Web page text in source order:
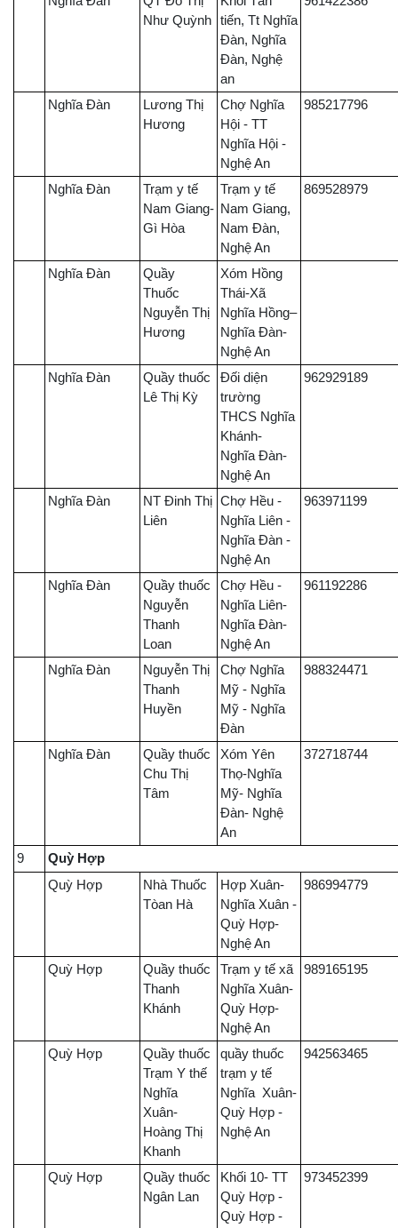
Như Quỳnh
tiến, Tt Nghĩa
Đàn, Nghĩa
Đàn, Nghệ
an
Nghĩa Đàn
Lương Thị
Hương
Chợ Nghĩa
Hội - TT
Nghĩa Hội -
Nghệ An
985217796
Nghĩa Đàn
Trạm y tế
Nam Giang-
Gì Hòa
Trạm y tế
Nam Giang,
Nam Đàn,
Nghệ An
869528979
Nghĩa Đàn
Quầy
Thuốc
Nguyễn Thị
Hương
Xóm Hồng
Thái-Xã
Nghĩa Hồng–
Nghĩa Đàn-
Nghệ An
Nghĩa Đàn
Quầy thuốc
Lê Thị Kỳ
Đối diện
trường
THCS Nghĩa
Khánh-
Nghĩa Đàn-
Nghệ An
962929189
Nghĩa Đàn
NT Đinh Thị
Liên
Chợ Hều -
Nghĩa Liên -
Nghĩa Đàn -
Nghệ An
963971199
Nghĩa Đàn
Quầy thuốc
Nguyễn
Thanh
Loan
Chợ Hều -
Nghĩa Liên-
Nghĩa Đàn-
Nghệ An
961192286
Nghĩa Đàn
Nguyễn Thị
Thanh
Huyền
Chợ Nghĩa
Mỹ - Nghĩa
Mỹ - Nghĩa
Đàn
988324471
Nghĩa Đàn
Quầy thuốc
Chu Thị
Tâm
Xóm Yên
Thọ-Nghĩa
Mỹ- Nghĩa
Đàn- Nghệ
An
372718744
9
Quỳ Hợp
Quỳ Hợp
Nhà Thuốc
Tòan Hà
Hợp Xuân-
Nghĩa Xuân -
Quỳ Hợp-
Nghệ An
986994779
Quỳ Hợp
Quầy thuốc
Thanh
Khánh
Trạm y tế xã
Nghĩa Xuân-
Quỳ Hợp-
Nghệ An
989165195
Quỳ Hợp
Quầy thuốc
Trạm Y thế
Nghĩa
Xuân-
Hoàng Thị
Khanh
quầy thuốc
trạm y tế
Nghĩa Xuân-
Quỳ Hợp -
Nghệ An
942563465
Quỳ Hợp
Quầy thuốc
Ngân Lan
Khối 10- TT
Quỳ Hợp -
Quỳ Hợp -
973452399